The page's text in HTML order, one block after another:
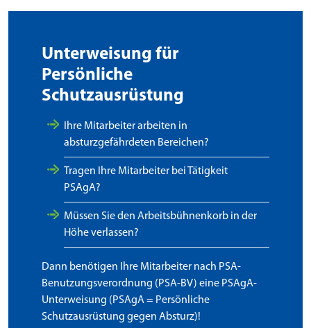
Unterweisung für
Persönliche
Schutzausrüstung
Ihre Mitarbeiter arbeiten in
absturzgefährdeten Bereichen?
Tragen Ihre Mitarbeiter bei Tätigkeit
PSAgA?
Müssen Sie den Arbeitsbühnenkorb in der
Höhe verlassen?
Dann benötigen Ihre Mitarbeiter nach PSA-
Benutzungsverordnung (PSA-BV) eine PSAgA-
Unterweisung (PSAgA = Persönliche
Schutzausrüstung gegen Absturz)!